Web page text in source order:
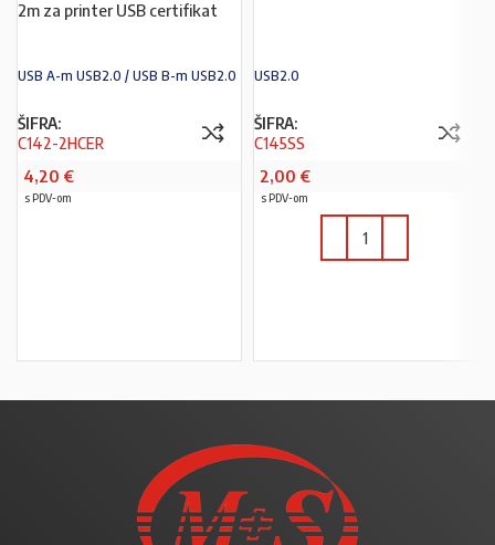
2m za printer USB certifikat
USB A-m USB2.0 / USB B-m USB2.0
ŠIFRA:
C142-2HCER
4,20 €
s PDV-om
USB2.0
ŠIFRA:
C145SS
2,00 €
s PDV-om